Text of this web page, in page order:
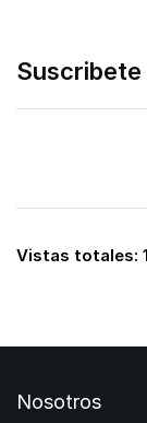
Vistas totales:
Nosotros